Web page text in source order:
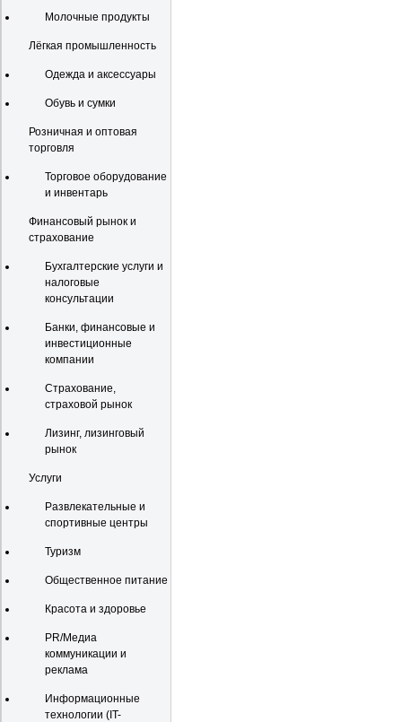
Молочные продукты
Лёгкая промышленность
Одежда и аксессуары
Обувь и сумки
Розничная и оптовая
торговля
Торговое оборудование
и инвентарь
Финансовый рынок и
страхование
Бухгалтерские услуги и
налоговые
консультации
Банки, финансовые и
инвестиционные
компании
Страхование,
страховой рынок
Лизинг, лизинговый
рынок
Услуги
Развлекательные и
спортивные центры
Туризм
Общественное питание
Красота и здоровье
PR/Медиа
коммуникации и
реклама
Информационные
технологии (IT-